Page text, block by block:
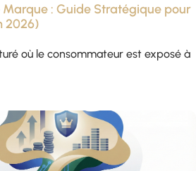
Marque : Guide Stratégique pour
2026)
où le consommateur est exposé à